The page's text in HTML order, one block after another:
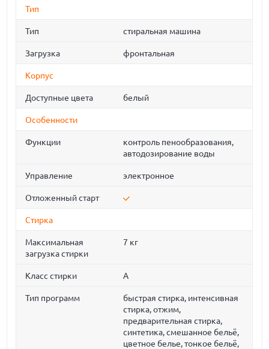
Тип
Тип стиральная машина
Загрузка фронтальная
Корпус
Доступные цвета белый
Особенности
Функции
контроль пенообразования,
автодозирование воды
Управление электронное
Отложенный старт
Стирка
Максимальная
загрузка стирки
7 кг
Класс стирки A
Тип программ
быстрая стирка, интенсивная
стирка, отжим,
предварительная стирка,
синтетика, смешанное бельё,
цветное белье, тонкое бельё,